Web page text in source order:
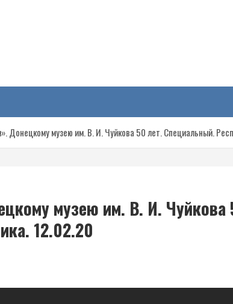
на
в Новороссии,
Донецкому музею им. В. И. Чуйкова 50 лет. Специальный.
музею им. В. И. Чуйкова
12.02.20